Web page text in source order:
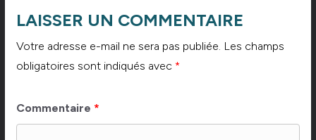
LAISSER UN COMMENTAIRE
Votre adresse e-mail ne sera pas publiée. Les champs
obligatoires sont indiqués avec *
Commentaire *